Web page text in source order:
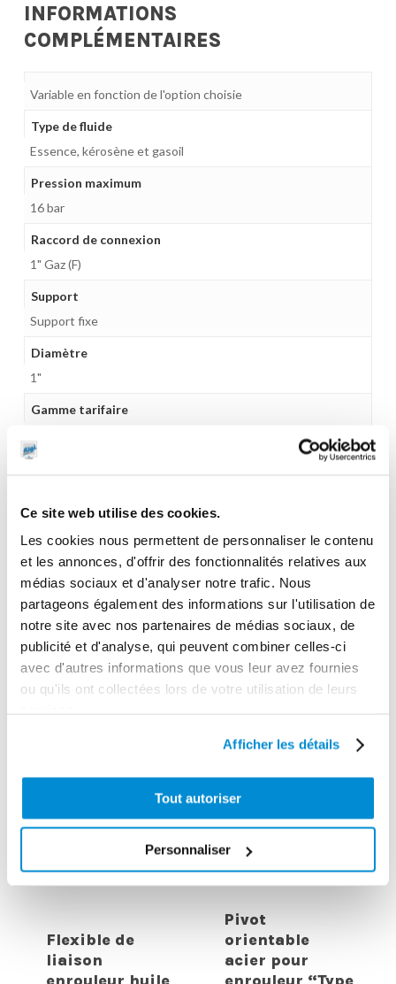
Ce site web utilise des cookies.
Les cookies nous permettent de personnaliser le contenu
et les annonces, d'offrir des fonctionnalités relatives aux
médias sociaux et d'analyser notre trafic. Nous
partageons également des informations sur l'utilisation de
notre site avec nos partenaires de médias sociaux, de
publicité et d'analyse, qui peuvent combiner celles-ci
avec d'autres informations que vous leur avez fournies
ou qu'ils ont collectées lors de votre utilisation de leurs
Afficher les détails
Tout autoriser
Personnaliser
INFORMATIONS
COMPLÉMENTAIRES
Variable en fonction de l'option choisie
Type de fluide
Essence, kérosène et gasoil
Pression maximum
16 bar
Raccord de connexion
1" Gaz (F)
Support
Support fixe
Diamètre
1"
Gamme tarifaire
CES PRODUITS PEUVENT VOUS
INTERESSER
Flexible de
liaison
Pivot
orientable
acier pour